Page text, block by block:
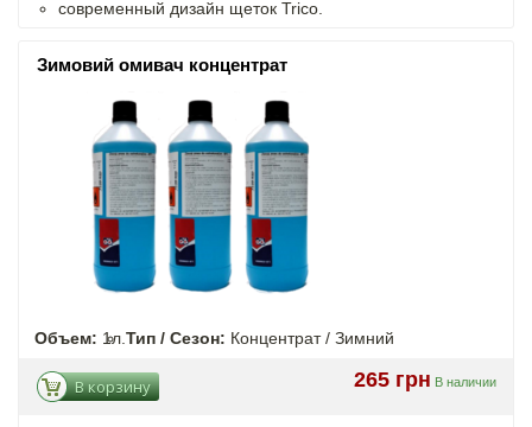
современный дизайн щеток Trico.
Зимовий омивач концентрат
Объем: 1л. Тип / Сезон: Концентрат / Зимний
265 грн В наличии
В корзину